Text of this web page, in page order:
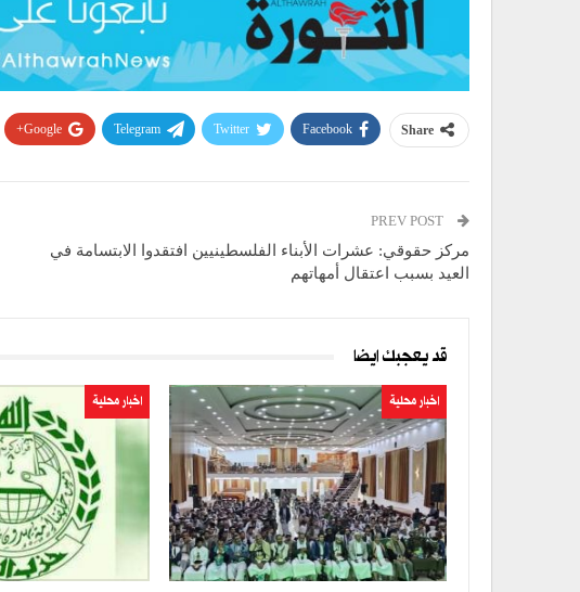
Share
Facebook
Twitter
Telegram
Google+
مركز حقوقي: عشرات الأبناء الفلسطينيين افتقدوا الابتسامة في
العيد بسبب اعتقال أمهاتهم
قد يعجبك ايضا
اخبار محلية اخبار محلية